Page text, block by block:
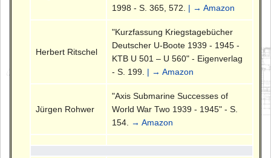
1998 - S. 365, 572. | → Amazon
Herbert Ritschel
"Kurzfassung Kriegstagebücher
Deutscher U-Boote 1939 - 1945 -
KTB U 501 – U 560" - Eigenverlag
- S. 199. | → Amazon
Jürgen Rohwer
"Axis Submarine Successes of
World War Two 1939 - 1945" - S.
154.
→ Amazon